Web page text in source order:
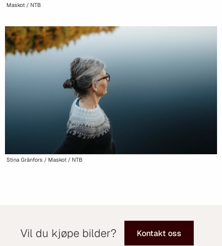
Maskot / NTB
Stina Gränfors / Maskot / NTB
Vil du kjøpe bilder? Kontakt oss